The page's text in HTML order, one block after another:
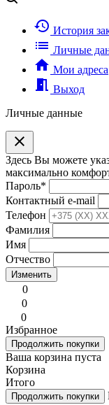
history История
list Личные
home Мои адреса
meeting_room Выход
Личные данные
clear
Здесь Вы можете
максимально
Пароль*
Контактный e-mail
Телефон
Фамилия
Имя
Отчество
Изменить
0
0
0
Избранное
Продолжить покупки
Ваша корзина пуста
Корзина
Итого
Продолжить покупки